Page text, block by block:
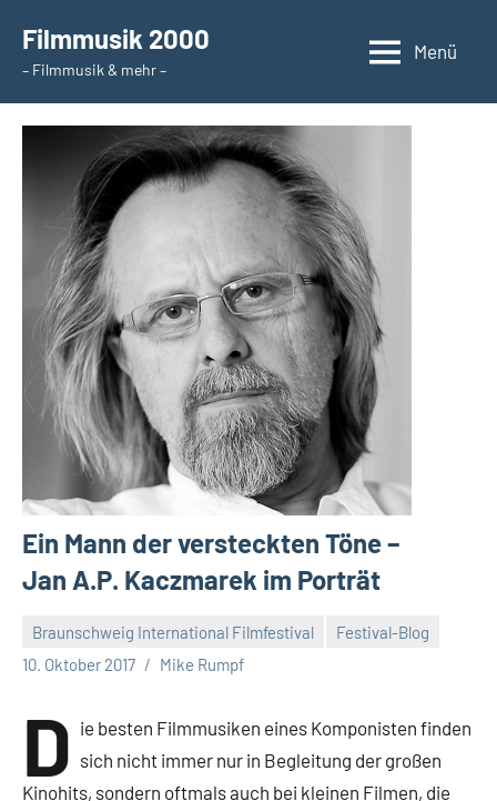
Inhalt
springen
Filmmusik 2000
– Filmmusik & mehr –
Menü
Ein Mann der versteckten Töne –
Jan A.P. Kaczmarek im Porträt
Braunschweig International Filmfestival
Festival-Blog
10. Oktober 2017
Mike Rumpf
Keine
D ie besten Filmmusiken eines Komponisten finden
sich nicht immer nur in Begleitung der großen
Kinohits, sondern oftmals auch bei kleinen Filmen, die